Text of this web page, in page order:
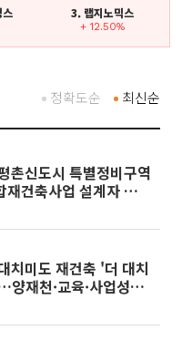
스 3. 랩지노믹스
+ 12.50%
최신순
정확도순
촌신도시 특별정비구역
재건축사업 설계자 선
치미도 재건축 '더 대치
재천·교육·사업성